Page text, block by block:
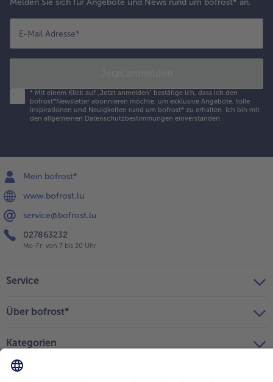
Melden Sie sich für Angebote und News rund um bofrost* an.
E-Mail Adresse*
* Mit einem Klick auf „Jetzt anmelden" bestätige ich, dass ich den
bofrost*Newsletter abonnieren möchte, um exklusive Angebote, tolle
Inspirationen und Neuigkeiten rund um bofrost* zu erhalten. Ich bin mit
den allgemeinen Datenschutzbestimmungen einverstanden.
Mein bofrost*
www.bofrost.lu
service@bofrost.lu
027863232
Mo-Fr. von 7 bis 20 Uhr
Service
Über bofrost*
Kategorien